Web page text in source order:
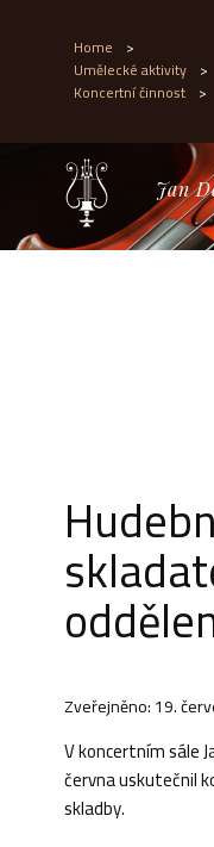
Home >
Umělecké aktivity >
Koncertní činnost >
Jan
Zveřejněno: 19.
V koncertním sále
června uskutečnil
skladby.